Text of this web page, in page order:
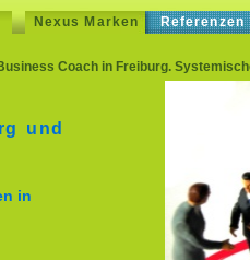
Nexus Marken Referenzen
Coach in Freiburg.
und
in